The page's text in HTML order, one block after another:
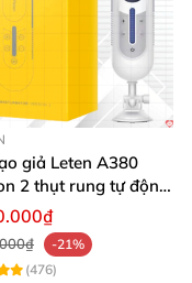
một quả đào
dẫn.
giả Leten A380
2 thụt rung tự động,
thật
-21%
(476)